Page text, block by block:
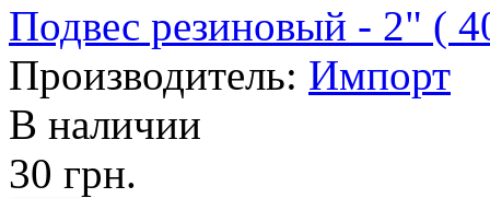
Подвес резиновый - 2" (
Производитель: Импорт
В наличии
30 грн.